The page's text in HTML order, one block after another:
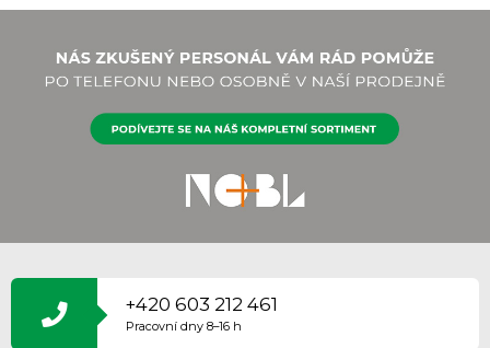
Á
+420 603 212 461
Pracovní dny 8–16 h